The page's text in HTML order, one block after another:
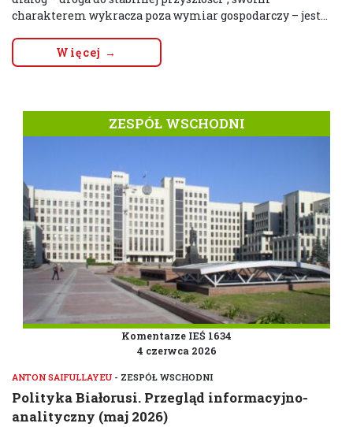
charakterem wykracza poza wymiar gospodarczy – jest...
Więcej →
ZESPÓŁ WSCHODNI
Komentarze IEŚ 1634
4 czerwca 2026
ANTON SAIFULLAYEU - ZESPÓŁ WSCHODNI
Polityka Białorusi. Przegląd informacyjno-
analityczny (maj 2026)